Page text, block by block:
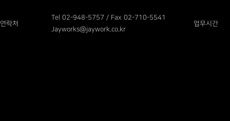
연락처
Tel 02-948-5757 / Fax 02-710-5541
Jayworks@jaywork.co.kr
업무시간